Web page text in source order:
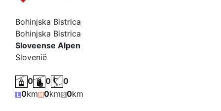
Bohinjska Bistrica
Bohinjska Bistrica
Sloveense Alpen
Slovenië
0 0
0
0km 0km 0km